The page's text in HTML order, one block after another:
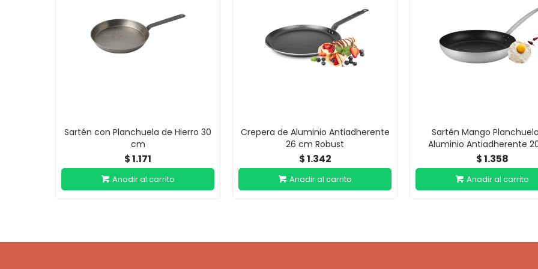
Sartén con Planchuela de Hierro 30
cm
$1.171
Crepera de Aluminio Antiadherente
26 cm Robust
$1.342
Sartén Mango
Aluminio Antiadherente
$1.358